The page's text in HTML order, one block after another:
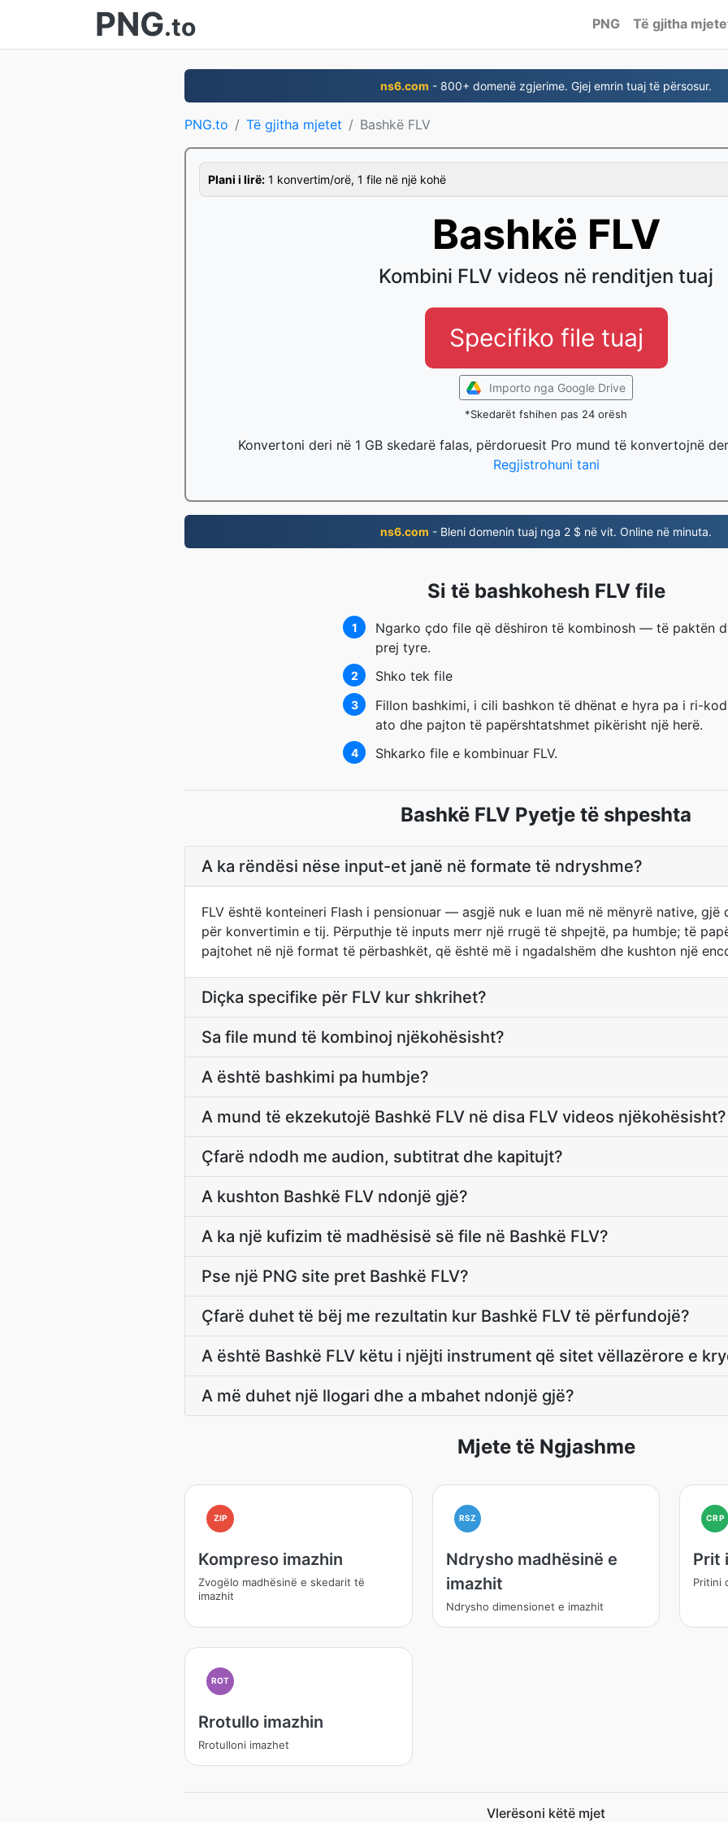
PNG.to PNG Të gjitha
ns6.com - 800+ domenë zgjerime. Gjej emrin tuaj të përsosur.
PNG.to Të gjitha mjetet Bashkë FLV
Plani i lirë: 1 konvertim/orë, 1 file në një kohë
Bashkë FLV
Kombini FLV videos në renditjen tuaj
Specifiko file tuaj
Importo nga Google Drive
*Skedarët fshihen pas 24 orësh
Konvertoni deri në 1 GB skedarë falas, përdoruesit Pro mund të konvertojnë
Regjistrohuni tani
ns6.com - Bleni domenin tuaj nga 2 $ në vit. Online në minuta.
Si të bashkohesh FLV file
1
Ngarko çdo file që dëshiron të kombinosh — të paktën
prej tyre.
2 Shko tek file
3
Fillon bashkimi, i cili bashkon të dhënat e hyra pa i ri-
ato dhe pajton të papërshtatshmet pikërisht një herë.
4 Shkarko file e kombinuar FLV.
Bashkë FLV Pyetje të shpeshta
A ka rëndësi nëse input-et janë në formate të ndryshme?
FLV është konteineri Flash i pensionuar — asgjë nuk e luan më në mënyrë native, gjë
për konvertimin e tij. Përputhje të inputs merr një rrugë të shpejtë, pa humbje; të
pajtohet në një format të përbashkët, që është më i ngadalshëm dhe kushton një
Diçka specifike për FLV kur shkrihet?
Sa file mund të kombinoj njëkohësisht?
A është bashkimi pa humbje?
A mund të ekzekutojë Bashkë FLV në disa FLV videos njëkohësisht?
Çfarë ndodh me audion, subtitrat dhe kapitujt?
A kushton Bashkë FLV ndonjë gjë?
A ka një kufizim të madhësisë së file në Bashkë FLV?
Pse një PNG site pret Bashkë FLV?
Çfarë duhet të bëj me rezultatin kur Bashkë FLV të përfundojë?
A është Bashkë FLV këtu i njëjti instrument që sitet vëllazërore e
A më duhet një llogari dhe a mbahet ndonjë gjë?
Mjete të Ngjashme
ZIP
Kompreso imazhin
Zvogëlo madhësinë e skedarit të
imazhit
RSZ
Ndrysho madhësinë e
imazhit
Ndrysho dimensionet e imazhit
CRP
Prit
Pritini
ROT
Rrotullo imazhin
Rrotulloni imazhet
Vlerësoni këtë mjet